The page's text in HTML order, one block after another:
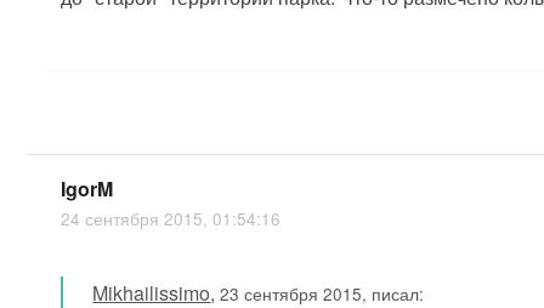
IgorM
24 сентября 2015, 01:54:16
Mikhailissimo,23 сентября 2015, писал: